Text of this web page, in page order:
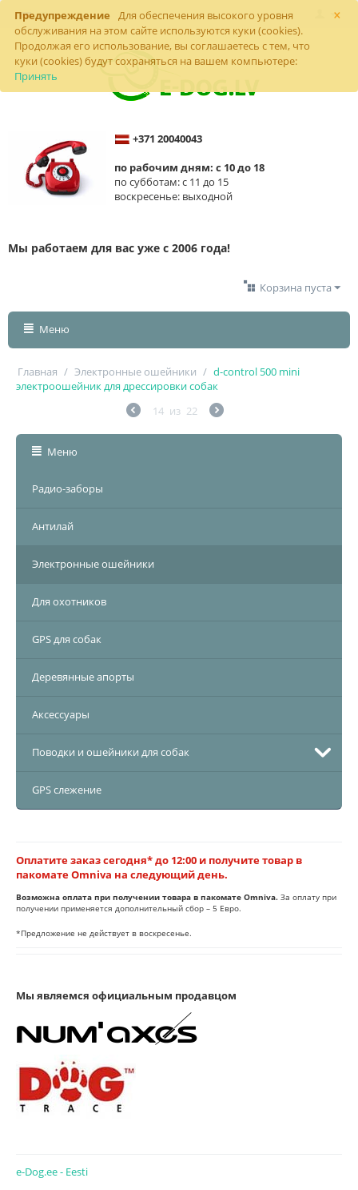
×
Предупреждение
Для обеспечения высокого уровня
обслуживания на этом сайте используются куки (cookies).
Продолжая его использование, вы соглашаетесь с тем, что
куки (cookies) будут сохраняться на вашем компьютере:
Принять
+371 20040043
по рабочим дням: с 10 до 18
по субботам: с 11 до 15
воскресенье: выходной
Мы работаем для вас уже с 2006 года!
Корзина пуста
Меню
Главная / Электронные ошейники / d-control 500 mini
электроошейник для дрессировки собак
14 из 22
Меню
Радио-заборы
Антилай
Электронные ошейники
Для охотников
GPS для собак
Деревянные апорты
Аксессуары
Поводки и ошейники для собак
GPS слежение
Оплатите заказ сегодня* до 12:00 и получите товар в
пакомате Omniva на следующий день.
Возможна оплата при получении товара в пакомате Omniva. За оплату при
получении применяется дополнительный сбор – 5 Евро.
*Предложение не действует в воскресенье.
Мы являемся официальным продавцом
e-Dog.ee - Eesti